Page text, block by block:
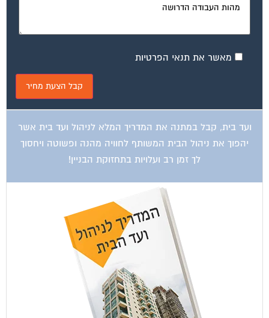
מאשר את תנאי הפרטיות
ועד בית, קבל במתנה את המדריך המלא לניהול ועד בית אשר
יהפוך את ניהול הבית המשותף לחוויה מהנה ופשוטה ויחסוך
לך זמן רב ועלויות בתחזוקת הבניין!